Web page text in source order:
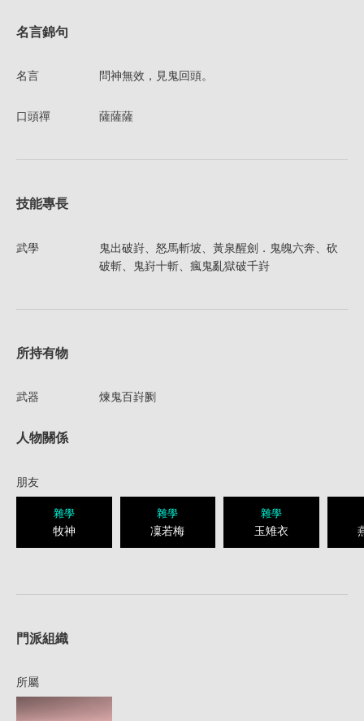
名言錦句
名言 問神無效，見鬼回頭。
口頭禪 薩薩薩
技能專長
武學
鬼出破崶、怒馬斬坡、黃泉醒劍．鬼魄六奔、砍
破斬、鬼崶十斬、瘋鬼亂獄破千崶
所持有物
武器 煉鬼百崶劂
人物關係
朋友
雜學
牧神
雜學
凜若梅
雜學
玉雉衣
門派組織
所屬